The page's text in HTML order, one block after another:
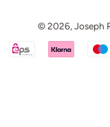
© 2026,Joseph